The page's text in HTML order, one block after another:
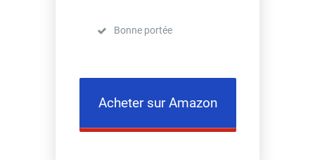
Bonne portée
Acheter sur Amazon